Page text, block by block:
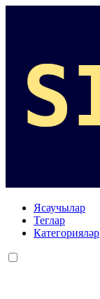
Ясаучылар
Теглар
Категорияләр